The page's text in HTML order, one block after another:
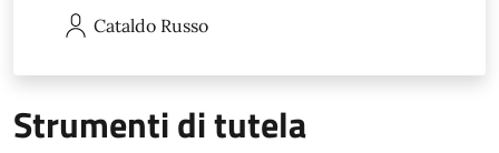
Cataldo Russo
Strumenti di tutela